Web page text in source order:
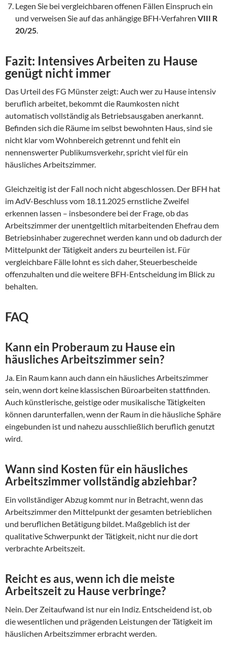
Legen Sie bei vergleichbaren offenen Fällen Einspruch ein
und verweisen Sie auf das anhängige BFH-Verfahren VIII R
20/25
Fazit: Intensives Arbeiten zu Hause
genügt nicht immer
Das Urteil des FG Münster zeigt: Auch wer zu Hause intensiv
beruflich arbeitet, bekommt die Raumkosten nicht
automatisch vollständig als Betriebsausgaben anerkannt.
Befinden sich die Räume im selbst bewohnten Haus, sind sie
nicht klar vom Wohnbereich getrennt und fehlt ein
nennenswerter Publikumsverkehr, spricht viel für ein
häusliches Arbeitszimmer.
Gleichzeitig ist der Fall noch nicht abgeschlossen. Der BFH hat
im AdV-Beschluss vom 18.11.2025 ernstliche Zweifel
erkennen lassen – insbesondere bei der Frage, ob das
Arbeitszimmer der unentgeltlich mitarbeitenden Ehefrau dem
Betriebsinhaber zugerechnet werden kann und ob dadurch der
Mittelpunkt der Tätigkeit anders zu beurteilen ist. Für
vergleichbare Fälle lohnt es sich daher, Steuerbescheide
offenzuhalten und die weitere BFH-Entscheidung im Blick zu
behalten.
FAQ
Kann ein Proberaum zu Hause ein
häusliches Arbeitszimmer sein?
Ja. Ein Raum kann auch dann ein häusliches Arbeitszimmer
sein, wenn dort keine klassischen Büroarbeiten stattfinden.
Auch künstlerische, geistige oder musikalische Tätigkeiten
können darunterfallen, wenn der Raum in die häusliche Sphäre
eingebunden ist und nahezu ausschließlich beruflich genutzt
wird.
Wann sind Kosten für ein häusliches
Arbeitszimmer vollständig abziehbar?
Ein vollständiger Abzug kommt nur in Betracht, wenn das
Arbeitszimmer den Mittelpunkt der gesamten betrieblichen
und beruflichen Betätigung bildet. Maßgeblich ist der
qualitative Schwerpunkt der Tätigkeit, nicht nur die dort
verbrachte Arbeitszeit.
Reicht es aus, wenn ich die meiste
Arbeitszeit zu Hause verbringe?
Nein. Der Zeitaufwand ist nur ein Indiz. Entscheidend ist, ob
die wesentlichen und prägenden Leistungen der Tätigkeit im
häuslichen Arbeitszimmer erbracht werden.